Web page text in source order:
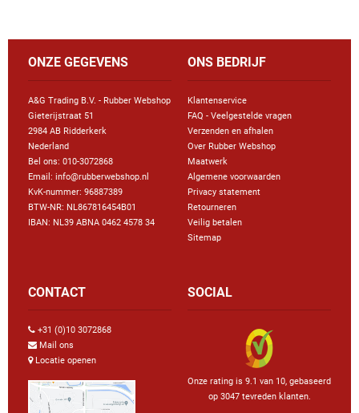
ONZE GEGEVENS
A&G Trading B.V. - Rubber Webshop
Gieterijstraat 51
2984 AB Ridderkerk
Nederland
Bel ons: 010-3072868
Email: info@rubberwebshop.nl
KvK-nummer: 96887389
BTW-NR: NL867816454B01
IBAN: NL39 ABNA 0462 4578 34
ONS BEDRIJF
Klantenservice
FAQ - Veelgestelde vragen
Verzenden en afhalen
Over Rubber Webshop
Maatwerk
Algemene voorwaarden
Privacy statement
Retourneren
Veilig betalen
Sitemap
CONTACT
+31 (0)10 3072868
Mail ons
Locatie openen
SOCIAL
Onze rating is 9.1 van 10, gebaseerd
op 3047 tevreden klanten.